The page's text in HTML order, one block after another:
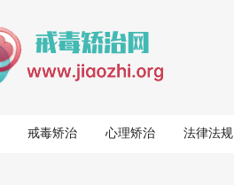
戒毒矫治 心理矫治 法律法规